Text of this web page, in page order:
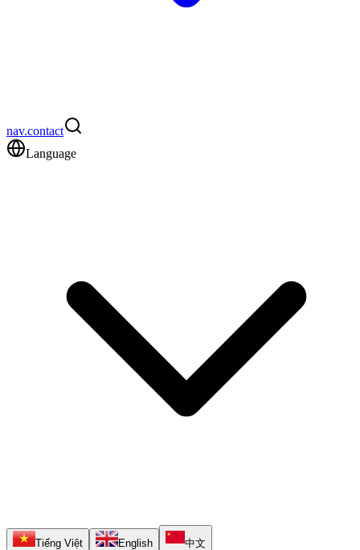
nav.contact
Language
Tiếng Việt English
中文